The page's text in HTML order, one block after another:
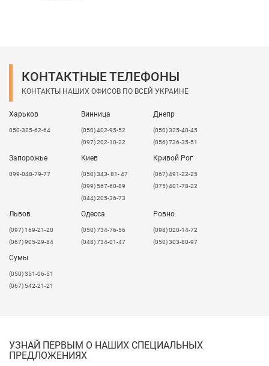
КОНТАКТНЫЕ ТЕЛЕФОНЫ
КОНТАКТЫ НАШИХ ОФИСОВ ПО ВСЕЙ УКРАИНЕ
Харьков
050-325-62-64
Винница
(050) 402-95-52
(097) 202-10-22
Днепр
(050) 325-40-45
(056) 736-35-51
Запорожье
099-048-79-77
Киев
(050) 343- 81- 47
(099) 567-60-89
(044) 205-36-73
Кривой Рог
(067) 491-22-25
(075) 401-78-22
Львов
​(097) 169-21-20
(067) 905-29-84
Одесса
(050) 734-76-56
(048) 734-01-47
Ровно
(098) 020-14-72
(050) 303-80-97
Сумы
(050) 351-06-51
(067) 542-21-21
УЗНАЙ ПЕРВЫМ О НАШИХ СПЕЦИАЛЬНЫХ
ПРЕДЛОЖЕНИЯХ